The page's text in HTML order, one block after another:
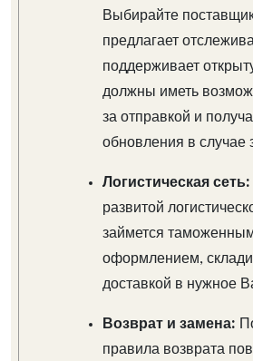
Выбирайте
предлагает
поддерживает
должны иметь
за отправкой и
обновления в случае
Логистическая сеть:
развитой
займется
оформлением,
доставкой в нужное
Возврат и замена:
правила возврата